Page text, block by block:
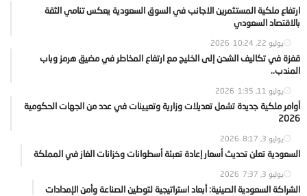
ارتفاع ملكية المستثمرين الاجانب في السوق السعودية يعكس تنامي الثقة
بالاقتصاد السعودي
يوليو 22, 2026 10:24
قفزة في تكاليف الشحن إلى الخليج مع ارتفاع المخاطر في مضيق هرمز وباب
المندب..
يوليو 11, 2026 1:35
أوامر ملكية جديدة تشمل تعديلات وزارية وتعيينات في عدد من الجهات الحكومية
2026
يوليو 3, 2026 8:17
السعودية تعلن تحديث أسعار إعادة تعبئة أسطوانات وخزانات الغاز في المملكة
يوليو 3, 2026 7:37
الشراكة السعودية الصينية: أبعاد استراتيجية لتوطين الصناعة وأمن الإمدادات